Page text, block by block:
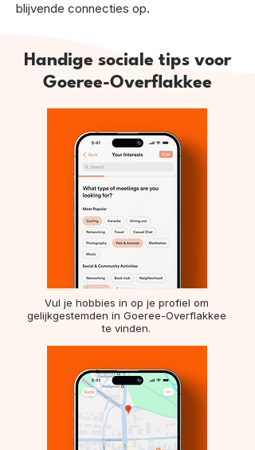
blijvende connecties op.
Handige sociale tips voor
Goeree-Overflakkee
Vul je hobbies in op je profiel om
gelijkgestemden in Goeree-Overflakkee
te vinden.